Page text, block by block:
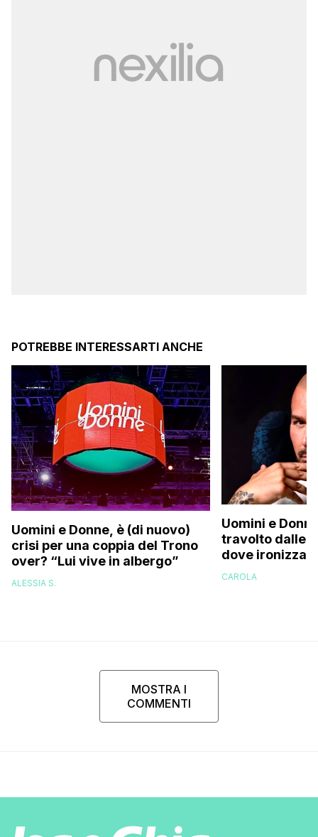
POTREBBE INTERESSARTI ANCHE
Uomini e Donne, è (di nuovo)
crisi per una coppia del Trono
over? “Lui vive in albergo”
ALESSIA S.
Uomini e
travolto dalle
dove ironizza
perizoma su
CAROLA
MOSTRA I
COMMENTI